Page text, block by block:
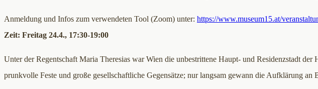
Anmeldung und Infos zum verwendeten Tool (Zoom) unter: https://www.museum15.at/
Zeit: Freitag 24.4., 17:30-19:00
Unter der Regentschaft Maria Theresias war Wien die unbestrittene Haupt- und Residenzstadt der
prunkvolle Feste und große gesellschaftliche Gegensätze; nur langsam gewann die Aufklärung an